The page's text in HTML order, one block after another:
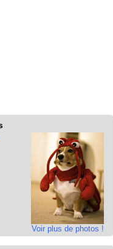
Voir plus de photos !